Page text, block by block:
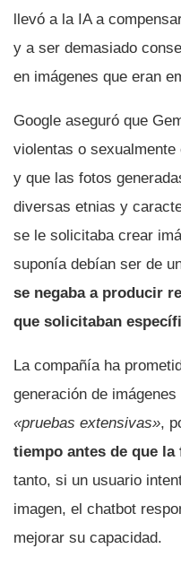
llevó a la IA a
y a ser demasiado
en imágenes que eran
Google aseguró que
violentas o
y que las fotos
diversas etnias y
se le solicitaba crear
suponía debían ser de
se negaba a producir
que solicitaban
La compañía ha
generación de
«pruebas extensivas»,
tiempo antes de que
tanto, si un usuario
imagen, el chatbot
mejorar su capacidad.